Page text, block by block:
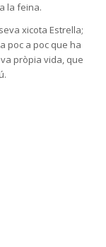
la feina.
xicota Estrella;
poc a poc que ha
pròpia vida, que